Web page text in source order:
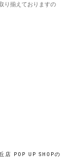
り揃えておりますの
店 POP UP SHOPの